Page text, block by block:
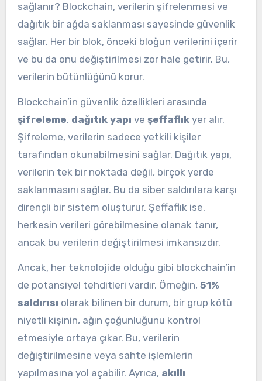
sağlanır? Blockchain, verilerin şifrelenmesi ve
dağıtık bir ağda saklanması sayesinde güvenlik
sağlar. Her bir blok, önceki bloğun verilerini içerir
ve bu da onu değiştirilmesi zor hale getirir. Bu,
verilerin bütünlüğünü korur.
Blockchain’in güvenlik özellikleri arasında
şifreleme, dağıtık yapı ve şeffaflıkyer alır.
Şifreleme, verilerin sadece yetkili kişiler
tarafından okunabilmesini sağlar. Dağıtık yapı,
verilerin tek bir noktada değil, birçok yerde
saklanmasını sağlar. Bu da siber saldırılara karşı
dirençli bir sistem oluşturur. Şeffaflık ise,
herkesin verileri görebilmesine olanak tanır,
ancak bu verilerin değiştirilmesi imkansızdır.
Ancak, her teknolojide olduğu gibi blockchain’in
de potansiyel tehditleri vardır. Örneğin, 51%
saldırısı olarak bilinen bir durum, bir grup kötü
niyetli kişinin, ağın çoğunluğunu kontrol
etmesiyle ortaya çıkar. Bu, verilerin
değiştirilmesine veya sahte işlemlerin
yapılmasına yol açabilir. Ayrıca, akıllı